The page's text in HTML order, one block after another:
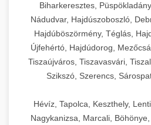
Biharkeresztes,
Nádudvar, Hajdúszoboszló,
Hajdúböszörmény, Téglás,
Újfehértó, Hajdúdorog,
Tiszaújváros, Tiszavasvári,
Szikszó, Szerencs,
Hévíz, Tapolca, Keszthely,
Nagykanizsa, Marcali,